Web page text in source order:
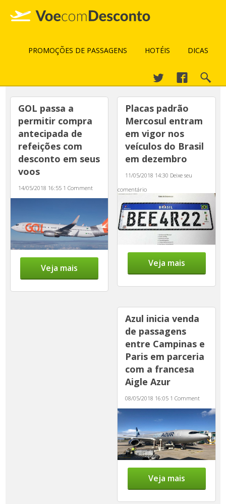
PROMOÇÕES DE PASSAGENS HOTÉIS DICAS
GOL passa a
permitir compra
antecipada de
refeições com
desconto em seus
voos
14/05/2018 16:55 1 Comment
Veja mais
Placas padrão
Mercosul entram
em vigor nos
veículos do Brasil
em dezembro
11/05/2018 14:30 Deixe seu
comentário
Veja mais
Azul inicia venda
de passagens
entre Campinas e
Paris em parceria
com a francesa
Aigle Azur
08/05/2018 16:05 1 Comment
Veja mais